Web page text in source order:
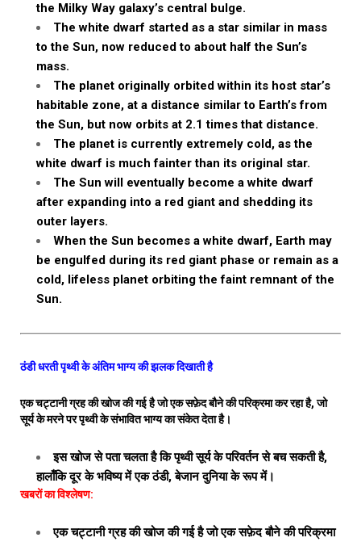
the Milky Way galaxy’s central bulge.
The white dwarf started as a star similar in mass
to the Sun, now reduced to about half the Sun’s
mass.
The planet originally orbited within its host star’s
habitable zone, at a distance similar to Earth’s from
the Sun, but now orbits at 2.1 times that distance.
The planet is currently extremely cold, as the
white dwarf is much fainter than its original star.
The Sun will eventually become a white dwarf
after expanding into a red giant and shedding its
outer layers.
When the Sun becomes a white dwarf, Earth may
be engulfed during its red giant phase or remain as a
cold, lifeless planet orbiting the faint remnant of the
Sun.
ठंडी धरती पृथ्वी के अंतिम भाग्य की झलक दिखाती है
एक चट्टानी ग्रह की खोज की गई है जो एक सफ़ेद बौने की परिक्रमा कर रहा है, जो
सूर्य के मरने पर पृथ्वी के संभावित भाग्य का संकेत देता है।
इस खोज से पता चलता है कि पृथ्वी सूर्य के परिवर्तन से बच सकती है,
हालाँकि दूर के भविष्य में एक ठंडी, बेजान दुनिया के रूप में।
खबरों का विश्लेषण:
एक चट्टानी ग्रह की खोज की गई है जो एक सफ़ेद बौने की परिक्रमा